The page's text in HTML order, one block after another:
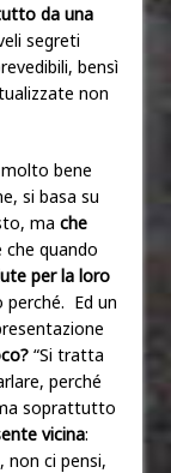
da una
segreti
bensì
non
bene
si basa su
ma che
che quando
per la loro
Ed un
“Si tratta
perché
soprattutto
vicina:
non ci pensi,